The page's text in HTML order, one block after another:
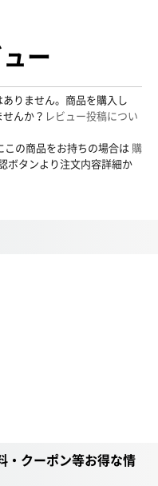
ー
りません。商品を購入し
んか？ レビュー投稿につい
の商品をお持ちの場合は 購
ボタンより注文内容詳細か
・クーポン等お得な情